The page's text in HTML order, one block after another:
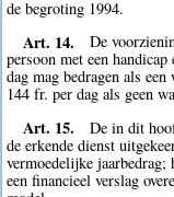
de begroting 1994.
Art. 14.
De
persoon met een
dag mag bedragen als
144 fr. per dag als geen
Art. 15.
De in dit
de erkende dienst
vermoedelijke
een financieel verslag